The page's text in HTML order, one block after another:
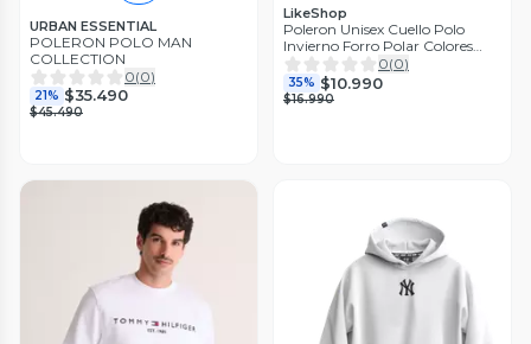
URBAN ESSENTIAL
POLERON POLO MAN
COLLECTION
0(0)
21% $35.490
$45.490
LikeShop
Poleron Unisex Cuello Polo
Invierno Forro Polar Colores
Z106
0(0)
35% $10.990
$16.990